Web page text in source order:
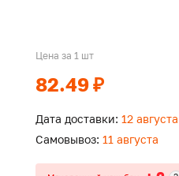
Цена за 1 шт
82.49 ₽
Дата доставки: 12 августа
Самовывоз: 11 августа